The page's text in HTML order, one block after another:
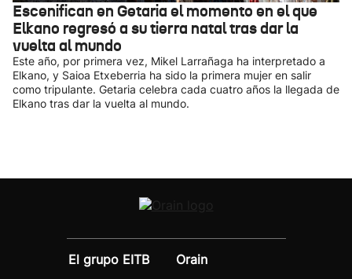
Escenifican en Getaria el momento en el que
Elkano regresó a su tierra natal tras dar la
vuelta al mundo
Este año, por primera vez, Mikel Larrañaga ha interpretado a
Elkano, y Saioa Etxeberria ha sido la primera mujer en salir
como tripulante. Getaria celebra cada cuatro años la llegada de
Elkano tras dar la vuelta al mundo.
El grupo EITB
Orain